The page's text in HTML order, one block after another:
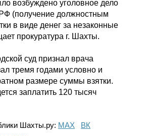
Карты
Фотогалерея
возбуждено уголовное дело
(получение должностным
в виде денег за незаконные
прокуратура г. Шахты.
суд признал врача
тремя годами условно и
размере суммы взятки.
заплатить 120 тысяч
Шахты.ру: МАХ
ВК